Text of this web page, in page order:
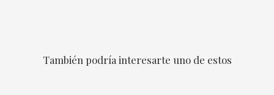
También podría interesarte uno de estos